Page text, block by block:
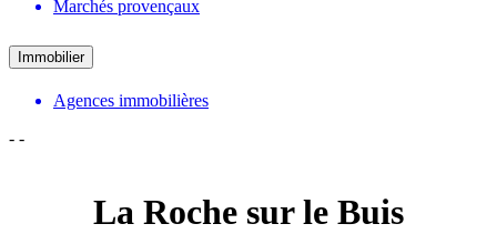
Marchés provençaux
Immobilier
Agences immobilières
- -
La Roche sur le Buis